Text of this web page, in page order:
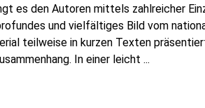
es den Autoren mittels zahlreicher
und vielfältiges Bild vom
teilweise in kurzen Texten
In einer leicht ...